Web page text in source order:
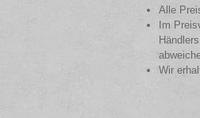
Alle
Im
Wir